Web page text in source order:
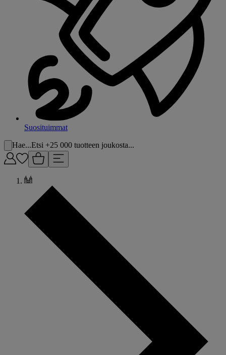
Suosituimmat
Hae...Etsi +25 000 tuotteen joukosta...